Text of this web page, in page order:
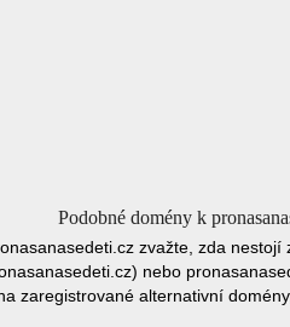
Podobné domény k
zvažte, zda
nebo
zaregistrované alternativní